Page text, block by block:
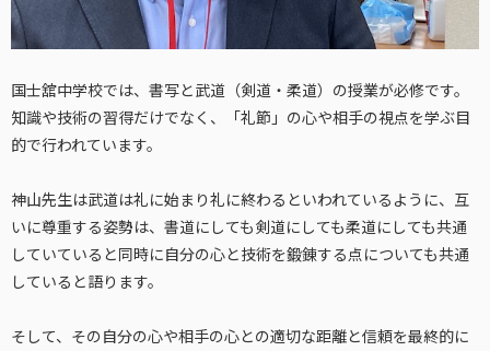
国士舘中学校では、書写と武道（剣道・柔道）の授業が必修です。
知識や技術の習得だけでなく、「礼節」の心や相手の視点を学ぶ目
的で行われています。
神山先生は武道は礼に始まり礼に終わるといわれているように、互
いに尊重する姿勢は、書道にしても剣道にしても柔道にしても共通
していていると同時に自分の心と技術を鍛錬する点についても共通
していると語ります。
そして、その自分の心や相手の心との適切な距離と信頼を最終的に